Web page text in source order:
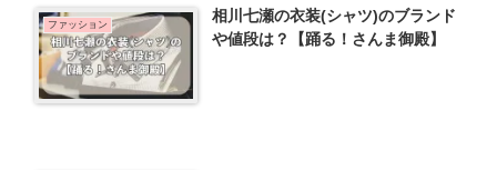
ファッション
相川七瀬の衣装(シャツ)のブランド
や値段は？【踊る！さんま御殿】